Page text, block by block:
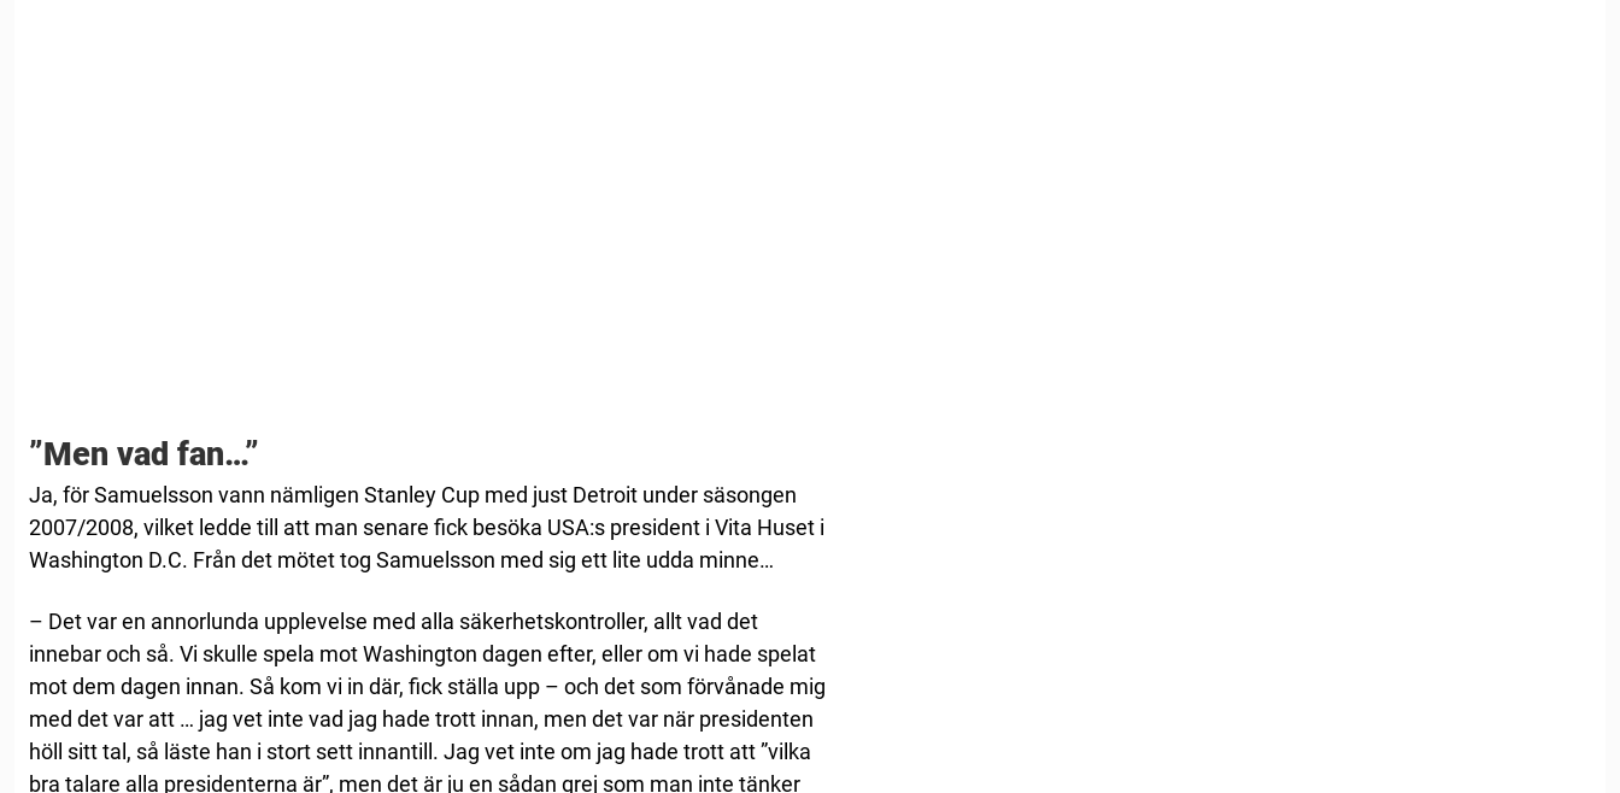
”Men vad fan…”
Ja, för Samuelsson vann nämligen Stanley Cup med just Detroit under säsongen
2007/2008, vilket ledde till att man senare fick besöka USA:s president i Vita Huset i
Washington D.C. Från det mötet tog Samuelsson med sig ett lite udda minne…
– Det var en annorlunda upplevelse med alla säkerhetskontroller, allt vad det
innebar och så. Vi skulle spela mot Washington dagen efter, eller om vi hade spelat
mot dem dagen innan. Så kom vi in där, fick ställa upp – och det som förvånade mig
med det var att … jag vet inte vad jag hade trott innan, men det var när presidenten
höll sitt tal, så läste han i stort sett innantill. Jag vet inte om jag hade trott att ”vilka
bra talare alla presidenterna är”, men det är ju en sådan grej som man inte tänker